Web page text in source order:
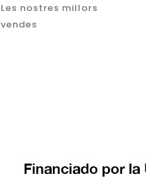
Les nostres millors
vendes